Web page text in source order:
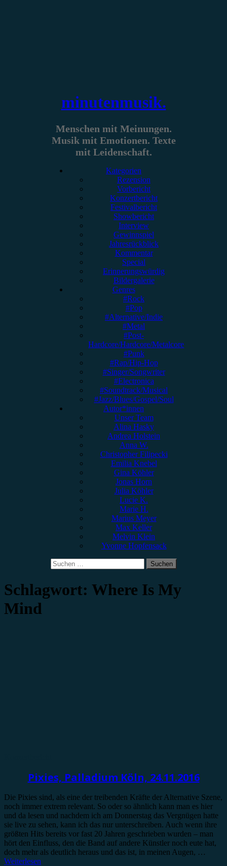
minutenmusik.
Menschen mit Meinungen.
Musik mit Emotionen. Texte
mit Leidenschaft.
Kategorien
Rezension
Vorbericht
Konzertbericht
Festivalbericht
Showbericht
Interview
Gewinnspiel
Jahresrückblick
Kommentar
Special
Erinnerungswürdig
Bildergalerie
Genres
#Rock
#Pop
#Alternative/Indie
#Metal
#Post-
Hardcore/Hardcore/Metalcore
#Punk
#Rap/Hip-Hop
#Singer/Songwriter
#Electronica
#Soundtrack/Musical
#Jazz/Blues/Gospel/Soul
Autor*innen
Unser Team
Alina Hasky
Andrea Holstein
Anna W.
Christopher Filipecki
Emilia Knebel
Gina Köhler
Jonas Horn
Julia Köhler
Lucie K.
Marie H.
Marius Meyer
Max Keller
Melvin Klein
Yvonne Hopfensack
Suchen
nach:
Schlagwort: Where Is My
Mind
Pixies, Palladium Köln, 24.11.2016
Die Pixies sind, als eine der treibenden Kräfte der Alternative Szene,
noch immer extrem relevant. So oder so ähnlich kann man es hier
und da lesen und nachdem ich am Donnerstag das Vergnügen hatte
sie live zu sehen, kann ich das nur unterschreiben. Auch wenn ihre
größten Hits bereits vor fast 20 Jahren geschrieben wurden – man
hört den Einfluss, den die Band auf andere Künstler noch eute hat,
doch mehr als deutlich heraus und das ist, in meinen Augen, …
Weiterlesen